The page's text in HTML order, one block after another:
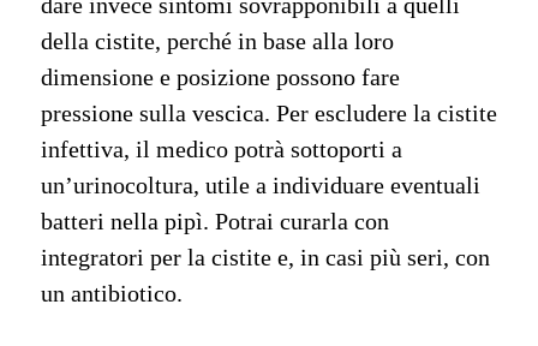
della cistite, perché in base alla loro
dimensione e posizione possono fare
pressione sulla vescica. Per escludere la cistite
infettiva, il medico potrà sottoporti a
un’urinocoltura, utile a individuare eventuali
batteri nella pipì. Potrai curarla con
integratori per la cistite e, in casi più seri, con
un antibiotico.